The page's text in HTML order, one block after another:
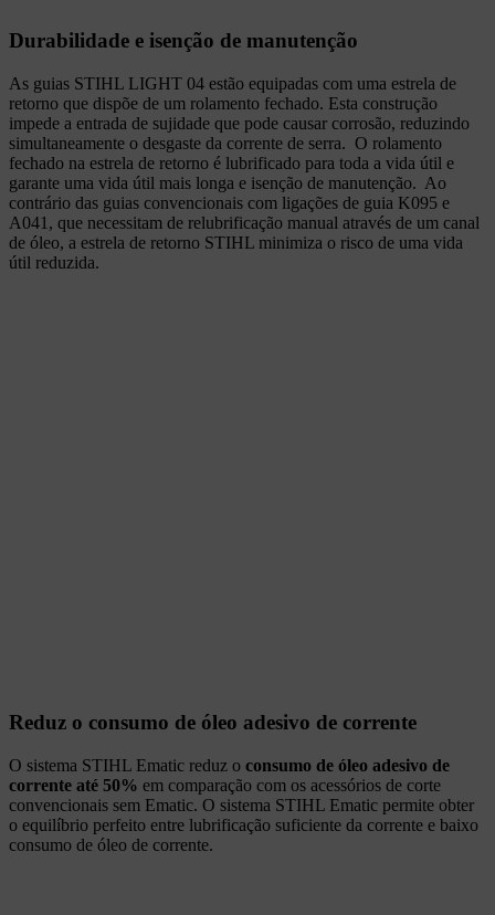
Durabilidade e isenção de manutenção
As guias STIHL LIGHT 04 estão equipadas com uma estrela de
retorno que dispõe de um rolamento fechado. Esta construção
impede a entrada de sujidade que pode causar corrosão, reduzindo
simultaneamente o desgaste da corrente de serra. O rolamento
fechado na estrela de retorno é lubrificado para toda a vida útil e
garante uma vida útil mais longa e isenção de manutenção. Ao
contrário das guias convencionais com ligações de guia K095 e
A041, que necessitam de relubrificação manual através de um canal
de óleo, a estrela de retorno STIHL minimiza o risco de uma vida
útil reduzida.
Reduz o consumo de óleo adesivo de corrente
O sistema STIHL Ematic reduz o consumo de óleo adesivo de
corrente até 50% em comparação com os acessórios de corte
convencionais sem Ematic. O sistema STIHL Ematic permite obter
o equilíbrio perfeito entre lubrificação suficiente da corrente e baixo
consumo de óleo de corrente.